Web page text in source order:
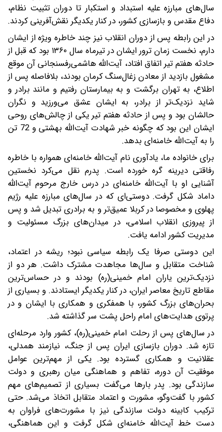
سال‌های مبارزه علیه استبداد و استکبار تا دوران تثبیت نظام،
دفاع مقدس و بازسازی کشور، در کنار یکدیگر نقش‌آفرینی کردند.
در این رابطه پس از دوران انقلاب نیز چند خاطره ویژه از ایشان
دارم، نخست زمان ترور ایشان در تیرماه سال ۱۳۶۰ بود که قبل از
حادثه هفتم تیر اتفاق افتاد، آیت‌الله هاشمی‌رفسنجانی آن موقع
مشغول بازدید از معادن زغال‌سنگ کرمان بودند، بلافاصله پس از
اطلاع، به‌ تهران برگشت و به بیمارستان رفتیم و مانند برادر و
شاید نزدیک‌تر از برادر، به ایشان عشق می‌ورزید و نگران
حالشان بود و پس از حادثه هفتم تیر یکی از چالش‌های روحی
ایشان این بود که چگونه خبر شهادت آیت‌الله بهشتی و 72 تن
را به آیت‌الله خامنه‌ای بدهد.
برای خانواده ما، یادآوری نام آیت‌الله خامنه‌ای همواره با خاطره
رفاقتی دیرینه گره خورده است. پدرم نقل می‌کرد نخستین
آشنایی او با آیت‌الله خامنه‌ای در درس خارج مرحوم آیت‌الله
داماد شکل گرفت. دوستی‌ای که در سال‌های مبارزه علیه رژیم
پهلوی و مخصوصا در کربلا عمیق‌تر و به برادری تبدیل شد و پس
از پیروزی انقلاب اسلامی، در میدان‌های بزرگ مسئولیت و
مدیریت کشور ادامه یافت.
این دوستی صرفا یک رابطه سیاسی نبود؛ ریشه در اعتماد،
شناخت متقابل و سال‌ها مجاهدت مشترک داشت. هر دو از
نزدیک‌ترین یاران امام خمینی(ره) بودند و در حساس‌ترین
مقاطع تاریخ معاصر ایران، در کنار یکدیگر ایستادند. و بسیاری از
بحران‌های بزرگ کشور، با همفکری و همکاری با ایشان و در
پرتوی هدایت‌های امام راحل پشت سر گذاشته شد.
در سال‌های پس از رحلت امام خمینی(ره)، کشور وارد مرحله‌ای
تازه شد. دوران بازسازی ایران پس از جنگ، نیازمند همدلی،
عقلانیت و همکاری گسترده بود. یکی از مهم‌ترین عوامل
موفقیت آن دوره، تفاهم و هماهنگی میان رهبری و دولت
سازندگی بود. پدر بارها می‌گفت بسیاری از تصمیم‌های مهم
کشور با گفت‌وگو، مشورت و اعتماد متقابل اتخاذ می‌شد. حتی
ترکیب کابینه دولت سازندگی نیز با مشورت‌های فراوان به
دست خط آیت‌الله خامنه‌ای شکل گرفت و این هماهنگی،